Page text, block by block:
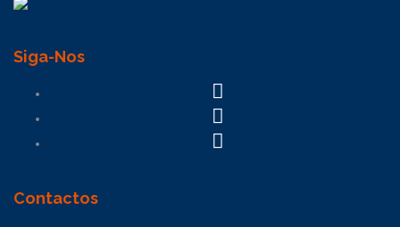
Siga-Nos
Contactos